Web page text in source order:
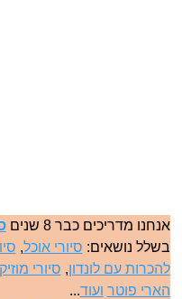
אנחנו מדריכים כבר 8 שנים
בשלל נושאים: סיורי אוכל,
להכרות עם לונדון, סיורי
הארי פוטר ועוד...